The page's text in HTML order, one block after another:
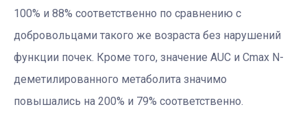
100% и 88% соответственно по сравнению с
добровольцами такого же возраста без нарушений
функции почек. Кроме того, значение AUC и Cmax N-
деметилированного метаболита значимо
повышались на 200% и 79% соответственно.